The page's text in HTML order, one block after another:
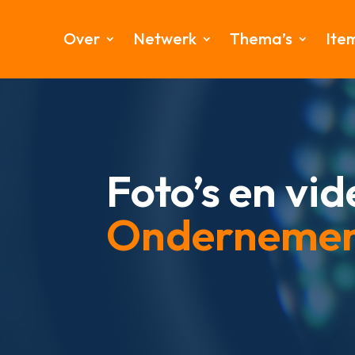
Over Netwerk Thema’s
Foto’s en